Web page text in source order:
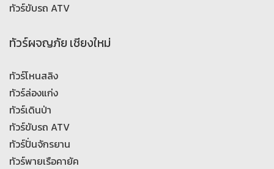
ทัวร์ขับรถ ATV
ทัวร์ผจญภัย เชียงใหม่
ทัวร์โหนสลิง
ทัวร์ล่องแก่ง
ทัวร์เดินป่า
ทัวร์ขับรถ ATV
ทัวร์ปั่นจักรยาน
ทัวร์พายเรือคายัค